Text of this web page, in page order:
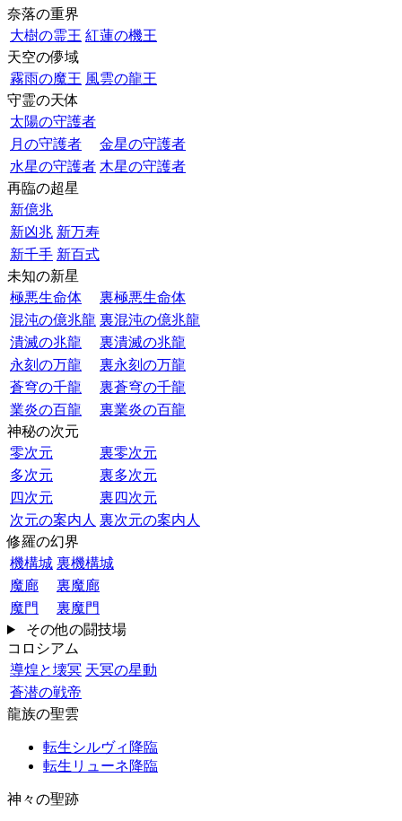
奈落の重界
大樹の霊王 紅蓮の機王
天空の儚域
霧雨の魔王 風雲の龍王
守霊の天体
太陽の守護者
月の守護者
金星の守護者
水星の守護者 木星の守護者
再臨の超星
新億兆
新凶兆 新万寿
新千手 新百式
未知の新星
極悪生命体
裏極悪生命体
混沌の億兆龍 裏混沌の億兆龍
潰滅の兆龍
裏潰滅の兆龍
永刻の万龍
裏永刻の万龍
蒼穹の千龍
裏蒼穹の千龍
業炎の百龍
裏業炎の百龍
神秘の次元
零次元
裏零次元
多次元
裏多次元
四次元
裏四次元
次元の案内人 裏次元の案内人
修羅の幻界
機構城 裏機構城
魔廊
裏魔廊
魔門
裏魔門
その他の闘技場
コロシアム
導煌と壊冥 天冥の星動
蒼潜の戦帝
龍族の聖雲
転生シルヴィ降臨
転生リューネ降臨
神々の聖跡